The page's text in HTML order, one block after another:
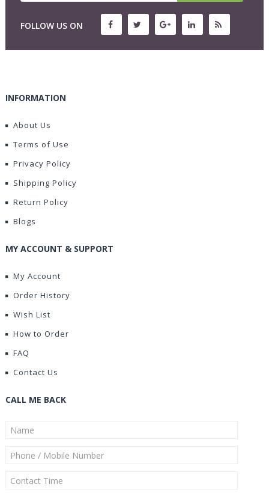
FOLLOW US ON
INFORMATION
About Us
Terms of Use
Privacy Policy
Shipping Policy
Return Policy
Blogs
MY ACCOUNT & SUPPORT
My Account
Order History
Wish List
How to Order
FAQ
Contact Us
CALL ME BACK